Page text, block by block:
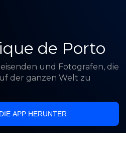
de Porto
und Fotografen, die
der ganzen Welt zu
APP HERUNTER